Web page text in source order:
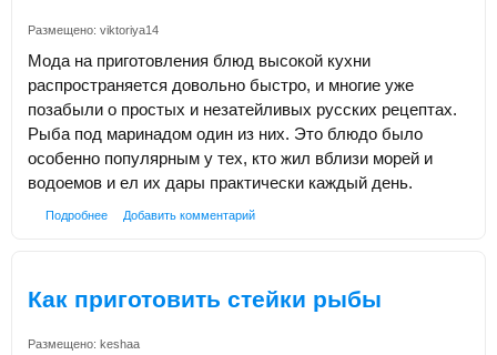
Размещено: viktoriya14
Мода на приготовления блюд высокой кухни
распространяется довольно быстро, и многие уже
позабыли о простых и незатейливых русских рецептах.
Рыба под маринадом один из них. Это блюдо было
особенно популярным у тех, кто жил вблизи морей и
водоемов и ел их дары практически каждый день.
Подробнее Добавить комментарий
Как приготовить стейки рыбы
Размещено: keshaa